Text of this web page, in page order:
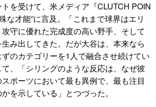
を受けて、米メディア『CLUTCH POIN
な才能”に言及。「これまで球界はエリ
守に優れた完成度の高い野手、そして
み出してきた。だが大谷は、本来なら
のカテゴリーを1人で融合させ続けてい
、「シリングのような反応は、なぜ彼
ポーツにおいて最も異例で、最も注目
を示している」とつづった。